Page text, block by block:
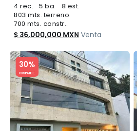
4 rec. 5 ba.
8 est.
803 mts. terreno.
700 mts. constr..
$ 36,000,000 MXN Venta
30%
COMPATIBLE
Slide 1 of 5